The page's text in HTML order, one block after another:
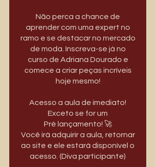
Não perca a chance de
aprender com uma expert no
ramo e se destacar no mercado
de moda. Inscreva-se já no
curso de Adriana Dourado e
comece a criar peças incríveis
hoje mesmo!
Acesso a aula de imediato!
Exceto se for um
Pré lançamento! 🚀
Você irá adquirir a aula, retornar
ao site e ele estará disponível o
acesso. (Diva participante)